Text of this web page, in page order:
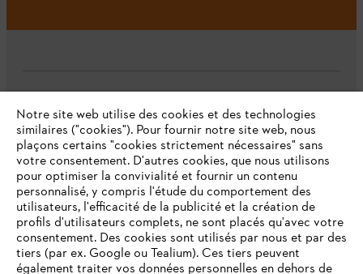
L'Entreprise
Questions fréquentes
Service
Notre site web utilise des cookies et des technologies
similaires ("cookies"). Pour fournir notre site web, nous
plaçons certains "cookies strictement nécessaires" sans
votre consentement. D'autres cookies, que nous utilisons
pour optimiser la convivialité et fournir un contenu
personnalisé, y compris l'étude du comportement des
utilisateurs, l'efficacité de la publicité et la création de
profils d'utilisateurs complets, ne sont placés qu'avec votre
consentement. Des cookies sont utilisés par nous et par des
tiers (par ex. Google ou Tealium). Ces tiers peuvent
également traiter vos données personnelles en dehors de